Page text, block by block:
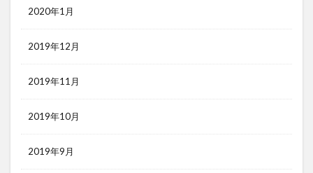
2020年1月
2019年12月
2019年11月
2019年10月
2019年9月